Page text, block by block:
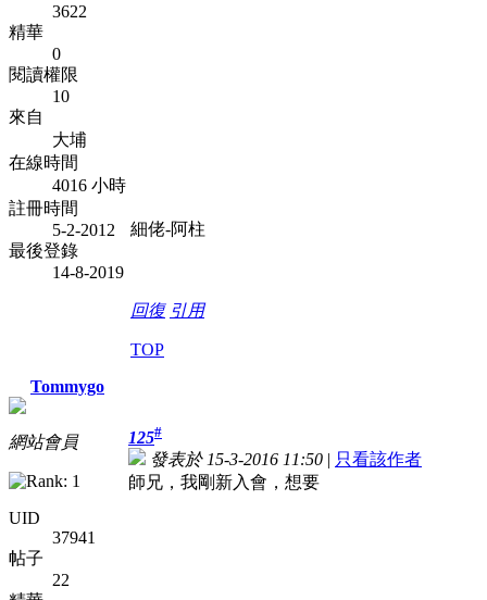
3622
精華
0
閱讀權限
10
來自
大埔
在線時間
4016 小時
註冊時間
5-2-2012
最後登錄
14-8-2019
細佬-阿柱
回復 引用
TOP
Tommygo
網站會員
UID
37941
帖子
22
125#
發表於 15-3-2016 11:50 | 只看該作者
師兄，我剛新入會，想要